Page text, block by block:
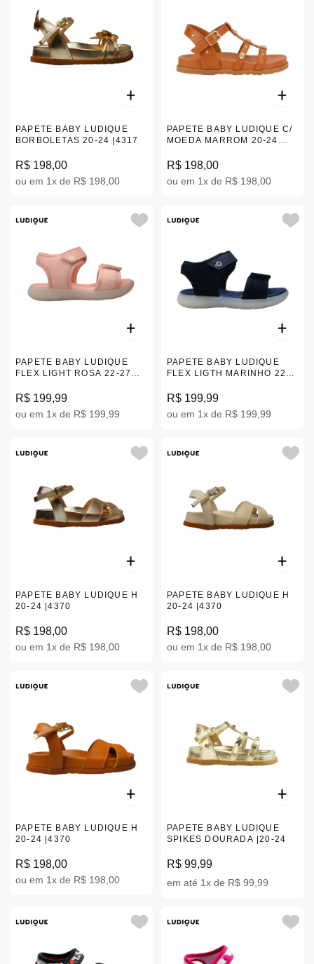
PAPETE BABY LUDIQUE
BORBOLETAS 20-24 |4317
R$ 198,00
ou em 1x de R$ 198,00
PAPETE BABY LUDIQUE C/
MOEDA MARROM 20-24
R$ 198,00
ou em 1x de R$ 198,00
PAPETE BABY LUDIQUE
FLEX LIGHT ROSA 22-27
R$ 199,99
ou em 1x de R$ 199,99
PAPETE BABY LUDIQUE
FLEX LIGTH MARINHO 22-
R$ 199,99
ou em 1x de R$ 199,99
PAPETE BABY LUDIQUE H
20-24 |4370
R$ 198,00
ou em 1x de R$ 198,00
PAPETE BABY LUDIQUE H
20-24 |4370
R$ 198,00
ou em 1x de R$ 198,00
PAPETE BABY LUDIQUE H
20-24 |4370
R$ 198,00
ou em 1x de R$ 198,00
PAPETE BABY LUDIQUE
SPIKES DOURADA |20-24
R$ 99,99
em até 1x de R$ 99,99